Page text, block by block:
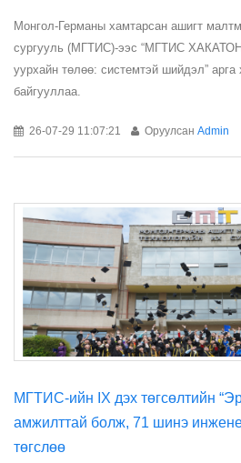
Монгол-Германы хамтарсан ашигт
сургууль (МГТИС)-ээс “МГТИС ХАКАТОН
уурхайн төлөө: системтэй шийдэл”
байгууллаа.
26-07-29 11:07:21 Оруулсан Admin
МГТИС-ийн IX дэх төгсөлтийн
амжилттай болж, 71 шинэ
төгслөө